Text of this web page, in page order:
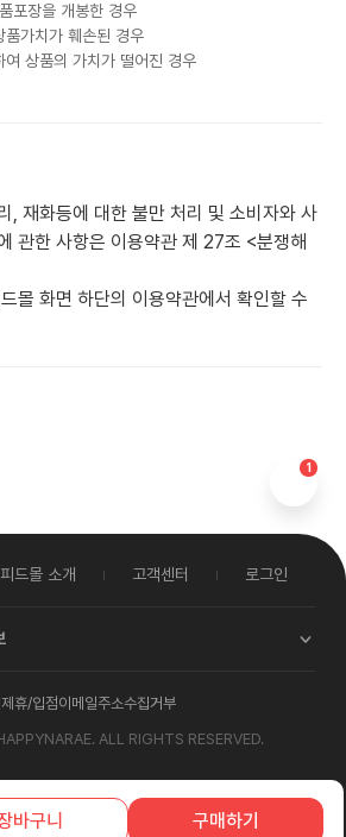
포장을 개봉한 경우
가치가 훼손된 경우
여 상품의 가치가 떨어진 경우
, 재화등에 대한 불만 처리 및 소비자와 사
관한 사항은 이용약관 제 27조 <분쟁해
몰 화면 하단의 이용약관에서 확인할 수
바구니 구매하기
1
드몰 소개 고객센터 로그인
제휴/입점이메일주소수집거부
89-31(순화동2-6)
경기도 용인시 처인구 모현읍
ALL RIGHTS RESERVED.